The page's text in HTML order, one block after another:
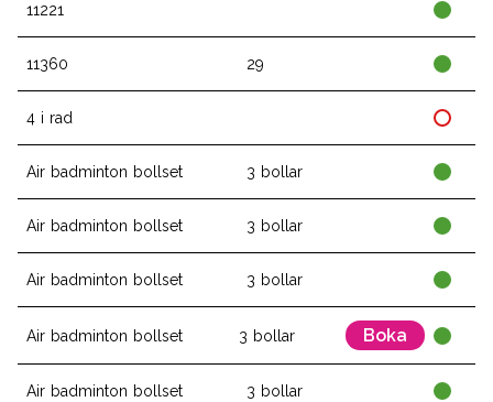
11221
11360 29
4 i rad
Air badminton bollset 3 bollar
Air badminton bollset 3 bollar
Air badminton bollset 3 bollar
Air badminton bollset 3 bollar Boka
Air badminton bollset 3 bollar